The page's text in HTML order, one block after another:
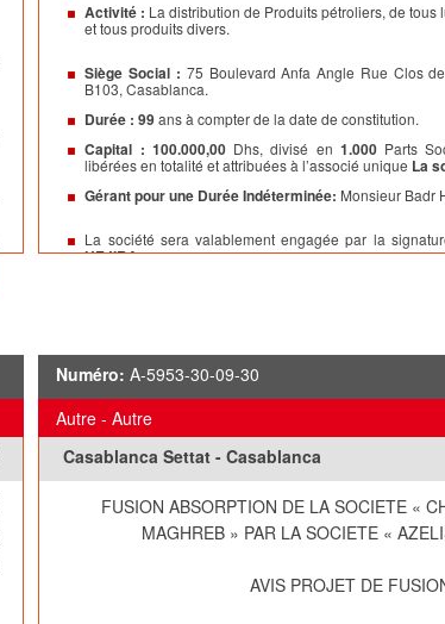
Activité : La distribution de Produits pétroliers, de tous
et tous produits divers.
Siège Social : 75 Boulevard Anfa Angle Rue Clos
B103, Casablanca.
Durée : 99ans à compter de la date de constitution.
Capital : 100.000,00Dhs, divisé en 1.000Parts
libérées en totalité et attribuées à l’associé unique La
Gérant pour une Durée Indéterminée: Monsieur Badr
La société sera valablement engagée par la
HEJIRA
Dépôt Légal :Déposé le23/09/2025
Pour extrait et mention.
Numéro: A-5953-30-09-30
Autre - Autre
Casablanca Settat - Casablanca
FUSION ABSORPTION DE LA SOCIETE «
MAGHREB » PAR LA SOCIETE «
AVIS PROJET DE